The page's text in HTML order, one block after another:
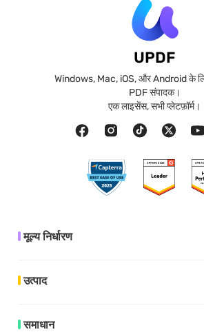
UPDF
Windows, Mac, iOS, और Android के
PDF संपादक।
एक लाइसेंस, सभी प्लेटफ़ॉर्म।
मूल्य निर्धारण
उत्पाद
समाधान